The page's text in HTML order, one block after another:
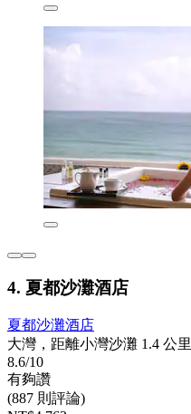
4. 夏都沙灘酒店
夏都沙灘酒店
大灣，距離小灣沙灘 1.4 公里
8.6/10
有夠讚
(887 則評論)